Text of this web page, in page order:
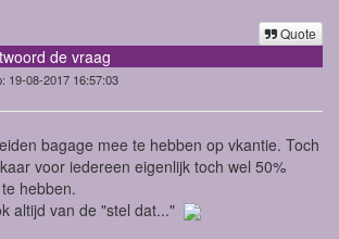
Quote
de vraag
19-08-2017 16:57:03
bagage mee te hebben op vkantie. Toch
voor iedereen eigenlijk toch wel 50%
hebben.
altijd van de "stel dat..."